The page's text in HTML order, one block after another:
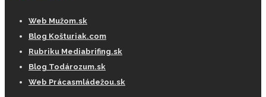
Web Mužom.sk
Blog Košturiak.com
Rubriku Mediabrifing.sk
Blog Todározum.sk
Web Prácasmládežou.sk